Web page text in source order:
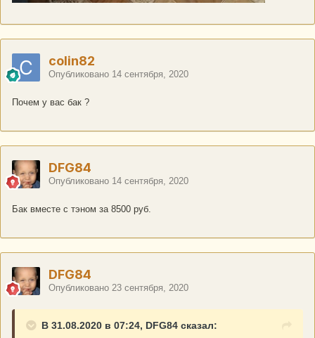
colin82
Опубликовано 14 сентября, 2020
Почем у вас бак ?
DFG84
Опубликовано 14 сентября, 2020
Бак вместе с тэном за 8500 руб.
DFG84
Опубликовано 23 сентября, 2020
В 31.08.2020 в 07:24, DFG84 сказал: